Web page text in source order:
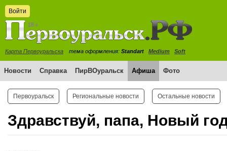
Войти
Карта Первоуральска тема оформления: Standart Medium Soft
Новости Справка ПирВОуральск Афиша Фото
Первоуральск Региональные новости Остальные новости
Здравствуй, папа, Новый